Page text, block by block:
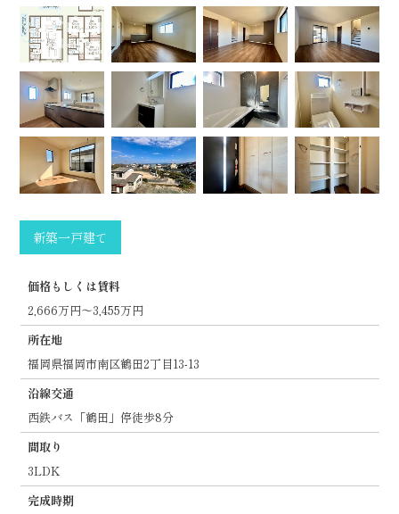
新築一戸建て
価格もしくは賃料
2,666万円～3,455万円
所在地
福岡県福岡市南区鶴田2丁目13-13
沿線交通
西鉄バス「鶴田」停徒歩8分
間取り
3LDK
完成時期